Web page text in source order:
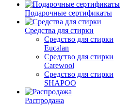
Подарочные сертификаты
Средства для стирки
Средство для стирки
Eucalan
Средство для стирки
Carewool
Средство для стирки
SHAPOO
Распродажа